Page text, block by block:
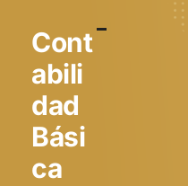
Cont
abili
dad
Bási
ca